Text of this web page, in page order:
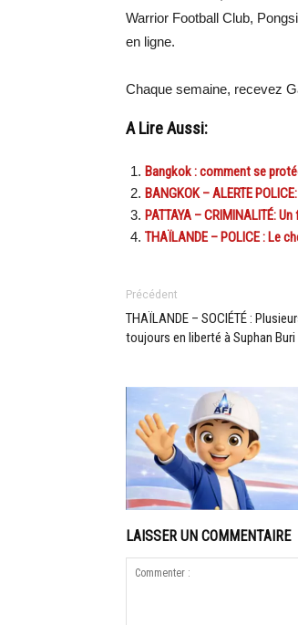
Warrior Football Club,
en ligne.
Chaque semaine, recevez
A Lire Aussi:
Bangkok : comment se
BANGKOK – ALERTE
PATTAYA – CRIMINALITÉ:
THAÏLANDE – POLICE : Le
Précédent
THAÏLANDE – SOCIÉTÉ :
toujours en liberté à Suphan Buri
LAISSER UN COMMENTAIRE